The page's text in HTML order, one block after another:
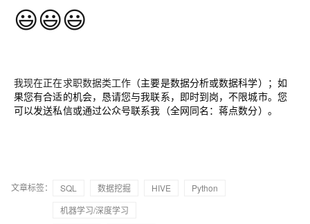
😃😃😃
我现在正在求职数据类工作 （主要是数据分析或数据科学）；如
果您有合适的机会，恳请您与我联系，即时到岗，不限城市。您
可以发送私信或通过公众号联系我（全网同名：蒋点数分）。
文章标签： SQL 数据挖掘 HIVE
Python
机器学习/深度学习